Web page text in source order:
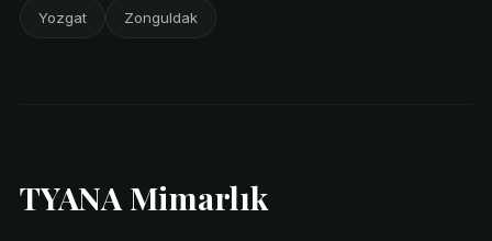
Yozgat Zonguldak
TYANA Mimarlık